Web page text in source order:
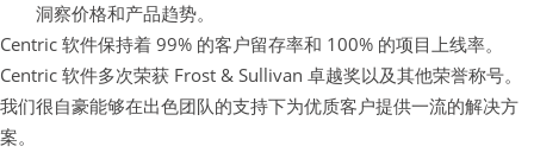
洞察价格和产品趋势。
Centric 软件保持着 99% 的客户留存率和 100% 的项目上线率。
Centric 软件多次荣获 Frost & Sullivan 卓越奖以及其他荣誉称号。
我们很自豪能够在出色团队的支持下为优质客户提供一流的解决方
案。